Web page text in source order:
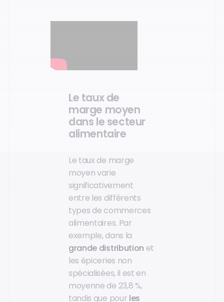
Le taux de
marge moyen
dans le secteur
alimentaire
Le taux de marge
moyen varie
significativement
entre les différents
types de commerces
alimentaires. Par
exemple, dans la
grande distribution et
les épiceries non
spécialisées, il est en
moyenne de 23,8 %,
tandis que pour les